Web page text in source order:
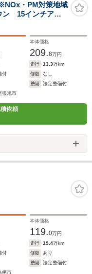
・PM対策地域
15インチアル
正エアコン ベ
ールド全塗装済
本体価格
209.8万円
走行 13.3万km
付 修復
なし
整備
法定整備付
張旭市
依頼
本体価格
119.0万円
走行 19.4万km
付 修復
あり
整備
法定整備付
栖市